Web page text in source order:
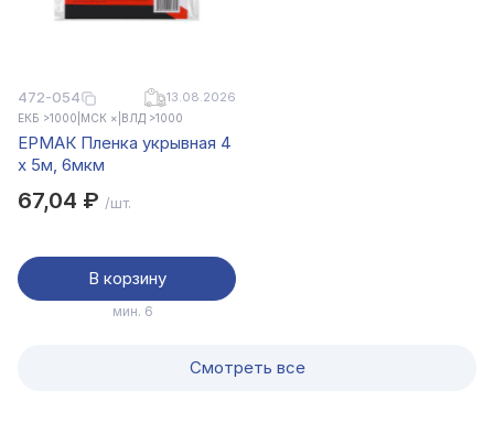
472-054 13.08.2026
ЕКБ >1000 МСК × ВЛД >1000
ЕРМАК Пленка укрывная 4
х 5м, 6мкм
67,04 ₽ /шт.
В корзину
мин. 6
Смотреть все